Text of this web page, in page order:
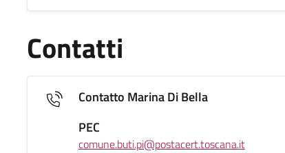
Contatti
Contatto Marina Di Bella
PEC
comune.buti.pi@postacert.toscana.it